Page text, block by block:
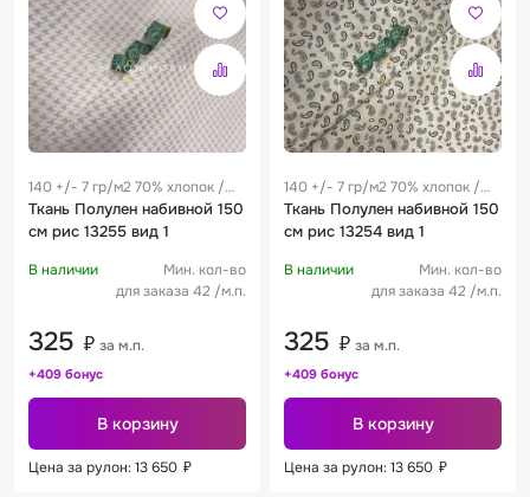
140 +/- 7 гр/м2 70% хлопок /
30% лен 0.28 м
Ткань Полулен набивной 150
см рис 13255 вид 1
В наличии
Мин. кол-во
для заказа 42 /м.п.
325 ₽ за м.п.
+409 бонус
В корзину
Цена за рулон: 13 650 ₽
140 +/- 7 гр/м2 70% хлопок /
30% лен 0.28 м
Ткань Полулен набивной 150
см рис 13254 вид 1
В наличии
Мин. кол-во
для заказа 42 /м.п.
325 ₽ за м.п.
+409 бонус
В корзину
Цена за рулон: 13 650 ₽